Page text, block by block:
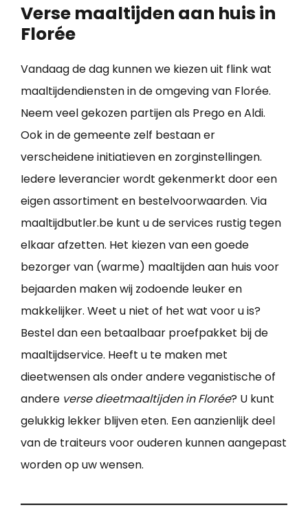
Verse maaltijden aan huis in
Florée
Vandaag de dag kunnen we kiezen uit flink wat
maaltijdendiensten in de omgeving van Florée.
Neem veel gekozen partijen als Prego en Aldi.
Ook in de gemeente zelf bestaan er
verscheidene initiatieven en zorginstellingen.
Iedere leverancier wordt gekenmerkt door een
eigen assortiment en bestelvoorwaarden. Via
maaltijdbutler.be kunt u de services rustig tegen
elkaar afzetten. Het kiezen van een goede
bezorger van (warme) maaltijden aan huis voor
bejaarden maken wij zodoende leuker en
makkelijker. Weet u niet of het wat voor u is?
Bestel dan een betaalbaar proefpakket bij de
maaltijdservice. Heeft u te maken met
dieetwensen als onder andere veganistische of
andere verse dieetmaaltijden in Florée? U kunt
gelukkig lekker blijven eten. Een aanzienlijk deel
van de traiteurs voor ouderen kunnen aangepast
worden op uw wensen.